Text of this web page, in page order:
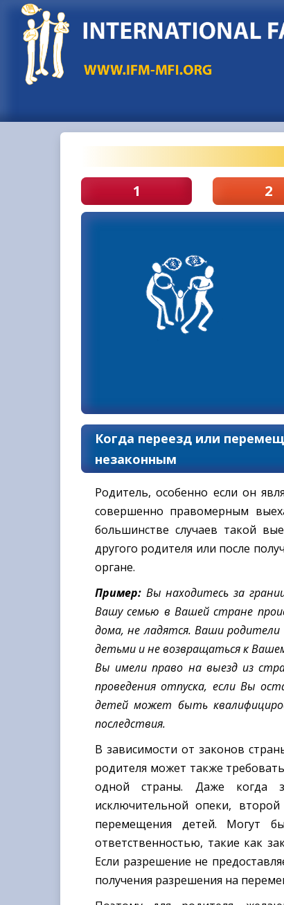
1 2
Когда переезд или
незаконным
Родитель, особенно если он
совершенно правомерным
большинстве случаев такой
другого родителя или после
органе.
Пример: Вы находитесь за
Вашу семью в Вашей стране
дома, не ладятся. Ваши
детьми и не возвращаться к
Вы имели право на выезд из
проведения отпуска, если Вы
детей может быть
последствия.
В зависимости от законов
родителя может также
одной страны. Даже когда
исключительной опеки,
перемещения детей. Могут
ответственностью, такие как
Если разрешение не
получения разрешения на